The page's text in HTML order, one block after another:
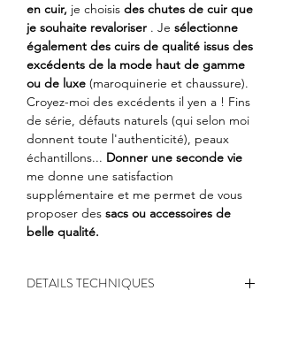
en cuir, je choisis des chutes de cuir que
je souhaite revaloriser . Je sélectionne
également des cuirs de qualité issus des
excédents de la mode haut de gamme
ou de luxe (maroquinerie et chaussure).
Croyez-moi des excédents il yen a ! Fins
de série, défauts naturels (qui selon moi
donnent toute l'authenticité), peaux
échantillons... Donner une seconde vie
me donne une satisfaction
supplémentaire et me permet de vous
proposer des sacs ou accessoires de
belle qualité.
DETAILS TECHNIQUES